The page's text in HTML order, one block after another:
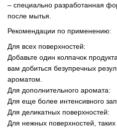
– специально разработанная
после мытья.
Рекомендации по применению:
Для всех поверхностей:
Добавьте один колпачок
вам добиться безупречных
ароматом.
Для дополнительного аромата:
Для еще более интенсивного
Для деликатных поверхностей:
Для нежных поверхностей, таких